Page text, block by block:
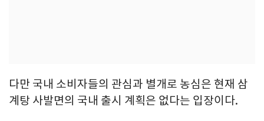
다만 국내 소비자들의 관심과 별개로 농심은 현재 삼
계탕 사발면의 국내 출시 계획은 없다는 입장이다.